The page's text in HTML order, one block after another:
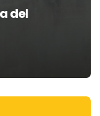
del